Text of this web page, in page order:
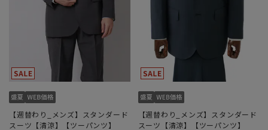
【週替わり_メンズ】スタンダード
スーツ【清涼】【ツーパンツ】
【週替わり_メンズ】スタンダード
スーツ【清涼】【ツーパンツ】